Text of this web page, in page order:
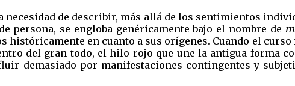
necesidad de describir, más allá de los sentimientos
persona, se engloba genéricamente bajo el nombre de
históricamente en cuanto a sus orígenes. Cuando el
del gran todo, el hilo rojo que une la antigua forma
demasiado por manifestaciones contingentes y